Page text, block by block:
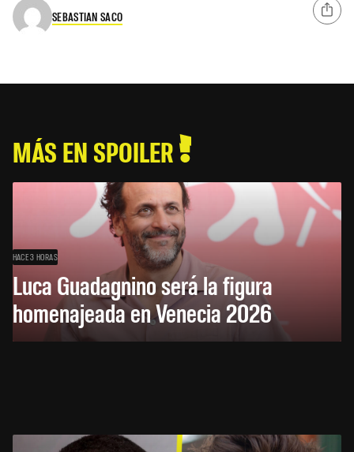
SEBASTIAN SACO
MÁS EN SPOILER
HACE 3 HORAS
Luca Guadagnino será la figura
homenajeada en Venecia 2026